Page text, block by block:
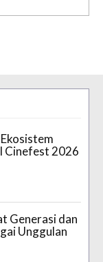
Cinefest 2026
Generasi dan
Unggulan